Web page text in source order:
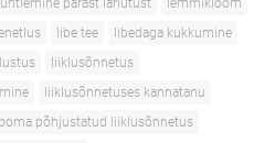
pärast lahutust
lemmikloom
libe tee
libedaga kukkumine
liiklusõnnetus
liiklusõnnetuses kannatanu
põhjustatud liiklusõnnetus